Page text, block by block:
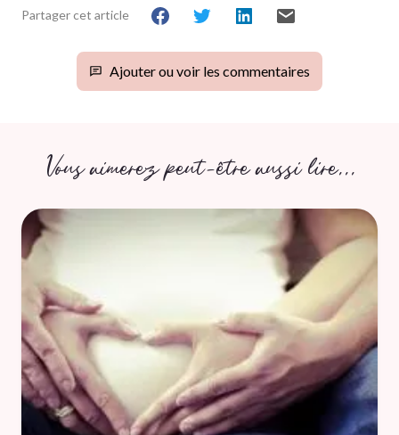
Partager cet article
Ajouter ou voir les commentaires
Vous aimerez peut-être aussi lire...